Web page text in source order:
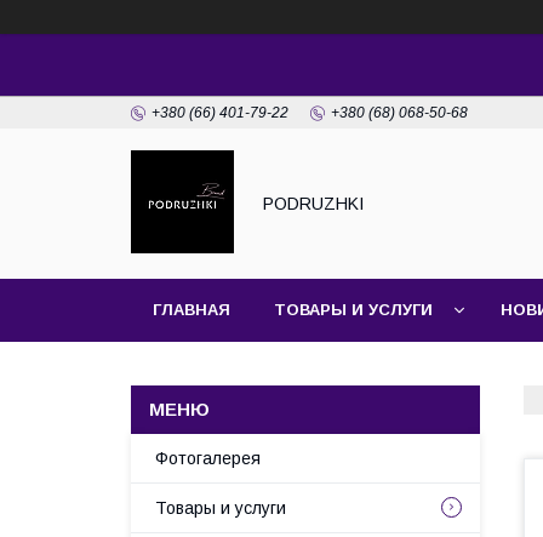
+380 (66) 401-79-22 +380 (68) 068-50-68
PODRUZHKI
ГЛАВНАЯ ТОВАРЫ И УСЛУГИ
Фотогалерея
Товары и услуги